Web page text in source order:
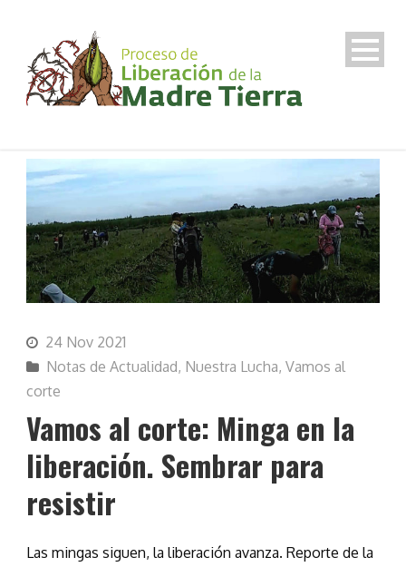
24 Nov 2021
Notas de Actualidad, Nuestra Lucha, Vamos al
corte
Vamos al corte: Minga en la
liberación. Sembrar para
resistir
Las mingas siguen, la liberación avanza. Reporte de la